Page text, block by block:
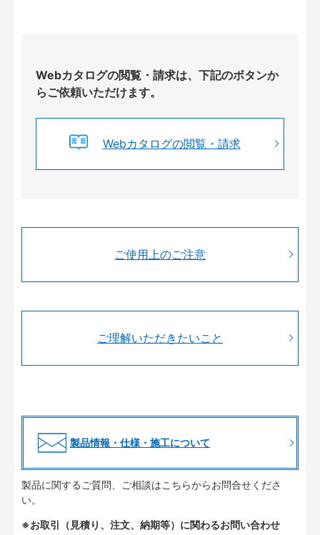
Webカタログの閲覧・請求は、下記のボタンか
らご依頼いただけます。
Webカタログの閲覧・請求
ご使用上のご注意
ご理解いただきたいこと
製品情報・仕様・施工について
製品に関するご質問、ご相談はこちらからお問合せくださ
い。
※お取引（見積り、注文、納期等）に関わるお問い合わせ